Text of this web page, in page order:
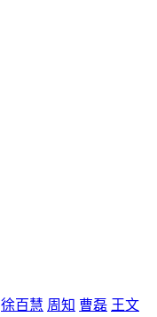
徐百慧 周知 曹磊 王文